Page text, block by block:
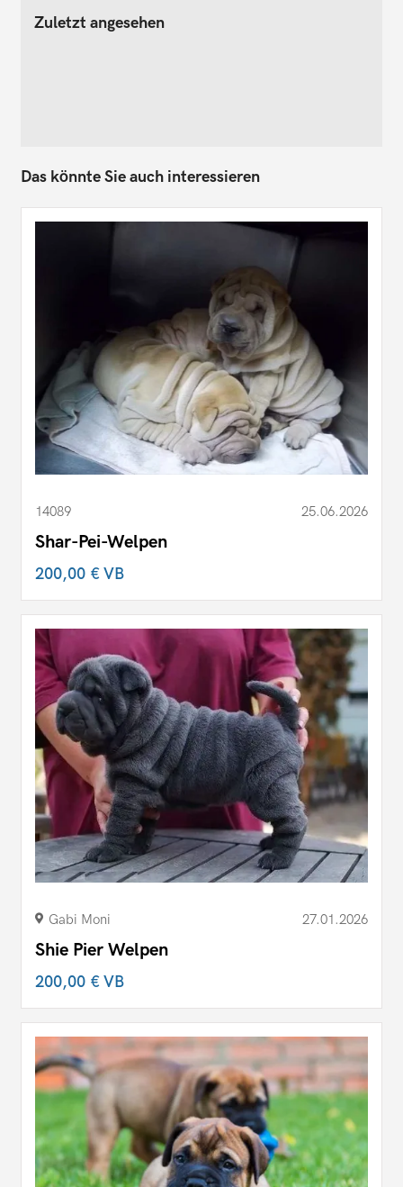
Zuletzt angesehen
Das könnte Sie auch interessieren
14089 25.06.2026
Shar-Pei-Welpen
200,00 €VB
Gabi Moni 27.01.2026
Shie Pier Welpen
200,00 €VB